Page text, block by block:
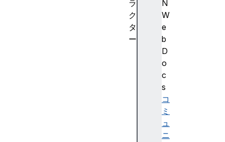
N
W
e
b
D
o
c
s
コ
ミ
ュ
ニ
ラ
ク
タ
ー